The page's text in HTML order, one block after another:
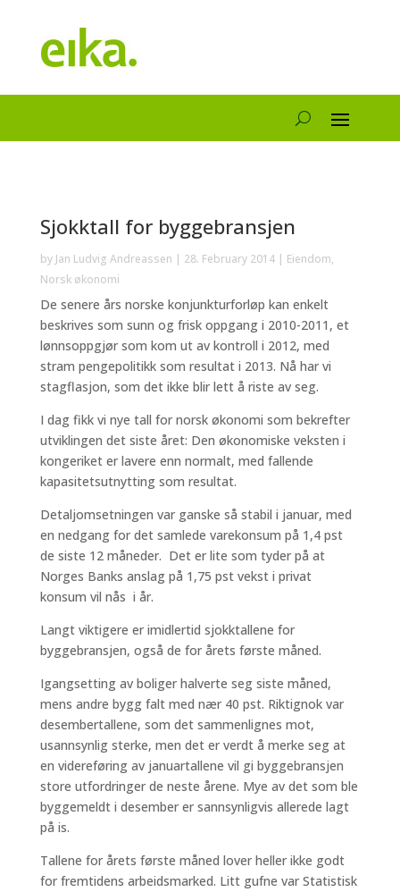
Sjokktall for byggebransjen
by Jan Ludvig Andreassen | 28. February 2014| Eiendom,
Norsk økonomi
De senere års norske konjunkturforløp kan enkelt
beskrives som sunn og frisk oppgang i 2010-2011, et
lønnsoppgjør som kom ut av kontroll i 2012, med
stram pengepolitikk som resultat i 2013. Nå har vi
stagflasjon, som det ikke blir lett å riste av seg.
I dag fikk vi nye tall for norsk økonomi som bekrefter
utviklingen det siste året: Den økonomiske veksten i
kongeriket er lavere enn normalt, med fallende
kapasitetsutnytting som resultat.
Detaljomsetningen var ganske så stabil i januar, med
en nedgang for det samlede varekonsum på 1,4 pst
de siste 12 måneder. Det er lite som tyder på at
Norges Banks anslag på 1,75 pst vekst i privat
konsum vil nås i år.
Langt viktigere er imidlertid sjokktallene for
byggebransjen, også de for årets første måned.
Igangsetting av boliger halverte seg siste måned,
mens andre bygg falt med nær 40 pst. Riktignok var
desembertallene, som det sammenlignes mot,
usannsynlig sterke, men det er verdt å merke seg at
en videreføring av januartallene vil gi byggebransjen
store utfordringer de neste årene. Mye av det som ble
byggemeldt i desember er sannsynligvis allerede lagt
på is.
Tallene for årets første måned lover heller ikke godt
for fremtidens arbeidsmarked. Litt gufne var Statistisk